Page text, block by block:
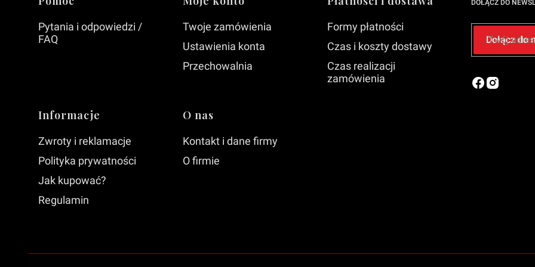
Linki w stopce
Pytania i odpowiedzi /
FAQ
Twoje zamówienia
Ustawienia konta
Przechowalnia
Formy płatności
Czas i koszty dostawy
Czas realizacji
zamówienia
Informacje
Zwroty i reklamacje
Polityka prywatności
Jak kupować?
Regulamin
O nas
Kontakt i dane firmy
O firmie
DOŁĄCZ DO
Twój
Dołącz do